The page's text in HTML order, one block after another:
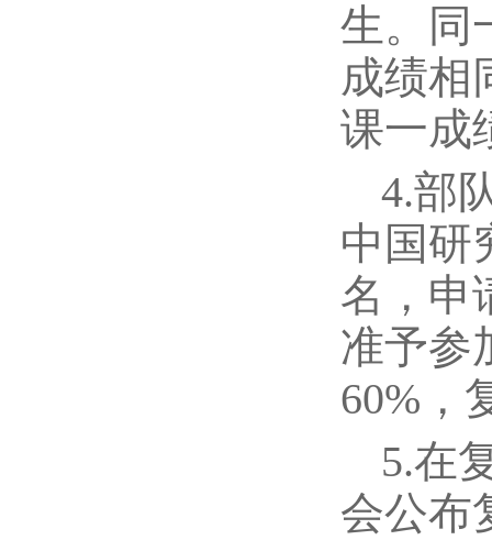
生。同
成绩相
课一成
4.部
中国研
名，申
准予参
60%，
5.在
会公布